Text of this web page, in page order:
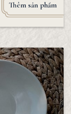
Thêm sản phẩm